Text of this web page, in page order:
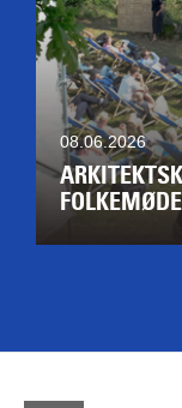
08.06.2026